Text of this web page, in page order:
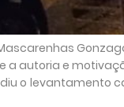
a autoria e
o levantamento